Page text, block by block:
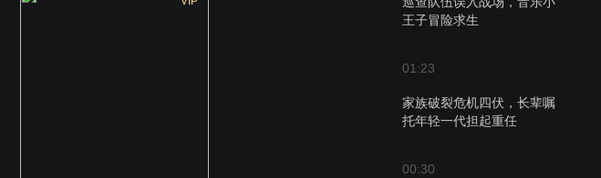
王子冒险求生
01:23
家族破裂危机四伏，长辈嘱
托年轻一代担起重任
00:30